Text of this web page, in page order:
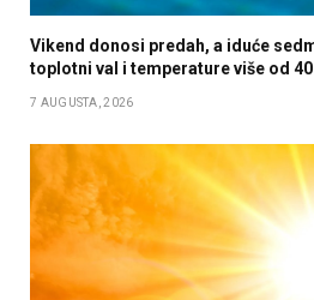
Vikend donosi predah, a iduće
toplotni val i temperature više od
7 AUGUSTA, 2026